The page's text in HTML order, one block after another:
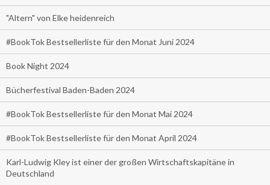
"Altern" von Elke heidenreich
#BookTok Bestsellerliste für den Monat Juni 2024
Book Night 2024
Bücherfestival Baden-Baden 2024
#BookTok Bestsellerliste für den Monat Mai 2024
#BookTok Bestsellerliste für den Monat April 2024
Karl-Ludwig Kley ist einer der großen Wirtschaftskapitäne in
Deutschland